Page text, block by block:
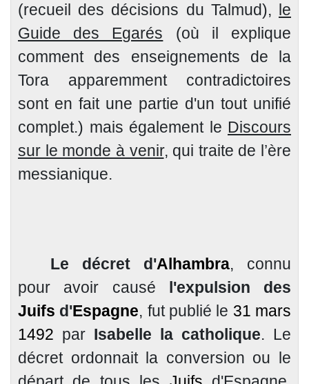
(recueil des décisions du Talmud), le
Guide des Egarés (où il explique
comment des enseignements de la
Tora apparemment contradictoires
sont en fait une partie d'un tout unifié
complet.) mais également le Discours
sur le monde à venir, qui traite de l’ère
messianique.
Le décret d'Alhambra, connu
pour avoir causé l'expulsion des
Juifs d'Espagne, fut publié le 31 mars
1492 par Isabelle la catholique. Le
décret ordonnait la conversion ou le